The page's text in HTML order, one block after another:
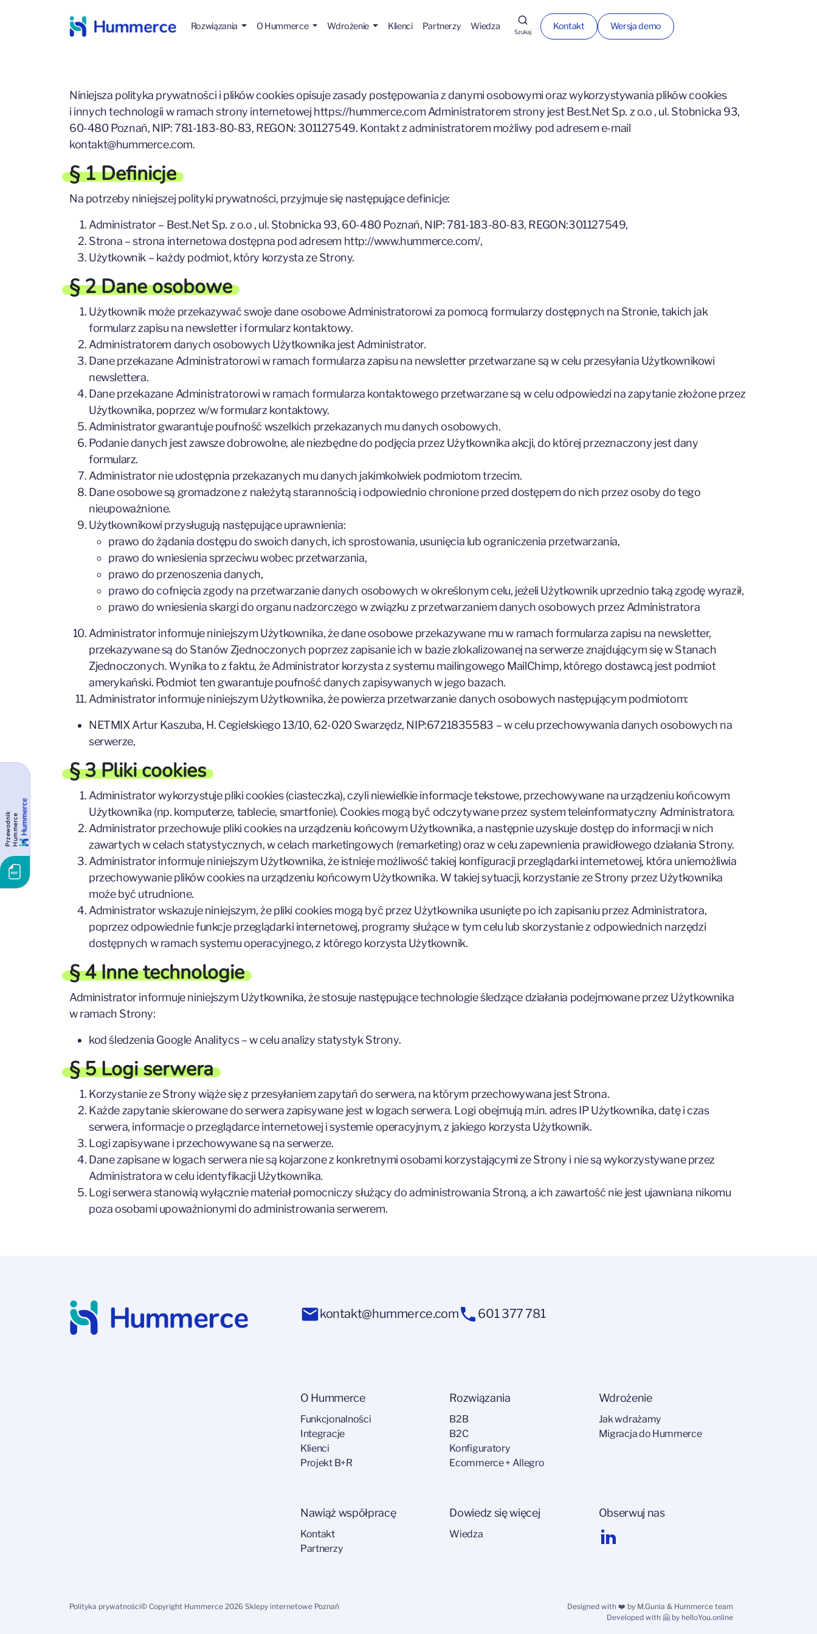
Rozwiązania O Hummerce Wdrożenie Klienci Partnerzy Wiedza
Szukaj
Kontakt Wersja demo
Niniejsza polityka prywatności i plików cookies opisuje zasady postępowania z danymi osobowymi oraz wykorzystywania plików cookies
i innych technologii w ramach strony internetowej https://hummerce.com Administratorem strony jest Best.Net Sp. z o.o , ul. Stobnicka 93,
60-480 Poznań, NIP: 781-183-80-83, REGON: 301127549. Kontakt z administratorem możliwy pod adresem e-mail
kontakt@hummerce.com.
§ 1 Definicje
Na potrzeby niniejszej polityki prywatności, przyjmuje się następujące definicje:
Administrator – Best.Net Sp. z o.o , ul. Stobnicka 93, 60-480 Poznań, NIP: 781-183-80-83, REGON:301127549,
Strona – strona internetowa dostępna pod adresem http://www.hummerce.com/,
Użytkownik – każdy podmiot, który korzysta ze Strony.
§ 2 Dane osobowe
Użytkownik może przekazywać swoje dane osobowe Administratorowi za pomocą formularzy dostępnych na Stronie, takich jak
formularz zapisu na newsletter i formularz kontaktowy.
Administratorem danych osobowych Użytkownika jest Administrator.
Dane przekazane Administratorowi w ramach formularza zapisu na newsletter przetwarzane są w celu przesyłania Użytkownikowi
newslettera.
Dane przekazane Administratorowi w ramach formularza kontaktowego przetwarzane są w celu odpowiedzi na zapytanie złożone przez
Użytkownika, poprzez w/w formularz kontaktowy.
Administrator gwarantuje poufność wszelkich przekazanych mu danych osobowych.
Podanie danych jest zawsze dobrowolne, ale niezbędne do podjęcia przez Użytkownika akcji, do której przeznaczony jest dany
formularz.
Administrator nie udostępnia przekazanych mu danych jakimkolwiek podmiotom trzecim.
Dane osobowe są gromadzone z należytą starannością i odpowiednio chronione przed dostępem do nich przez osoby do tego
nieupoważnione.
Użytkownikowi przysługują następujące uprawnienia:
prawo do żądania dostępu do swoich danych, ich sprostowania, usunięcia lub ograniczenia przetwarzania,
prawo do wniesienia sprzeciwu wobec przetwarzania,
prawo do przenoszenia danych,
prawo do cofnięcia zgody na przetwarzanie danych osobowych w określonym celu, jeżeli Użytkownik uprzednio taką zgodę wyraził,
prawo do wniesienia skargi do organu nadzorczego w związku z przetwarzaniem danych osobowych przez Administratora
Administrator informuje niniejszym Użytkownika, że dane osobowe przekazywane mu w ramach formularza zapisu na newsletter,
przekazywane są do Stanów Zjednoczonych poprzez zapisanie ich w bazie zlokalizowanej na serwerze znajdującym się w Stanach
Zjednoczonych. Wynika to z faktu, że Administrator korzysta z systemu mailingowego MailChimp, którego dostawcą jest podmiot
amerykański. Podmiot ten gwarantuje poufność danych zapisywanych w jego bazach.
Administrator informuje niniejszym Użytkownika, że powierza przetwarzanie danych osobowych następującym podmiotom:
NETMIX Artur Kaszuba, H. Cegielskiego 13/10, 62-020 Swarzędz, NIP:6721835583 – w celu przechowywania danych osobowych na
serwerze,
§ 3 Pliki cookies
Administrator wykorzystuje pliki cookies (ciasteczka), czyli niewielkie informacje tekstowe, przechowywane na urządzeniu końcowym
Użytkownika (np. komputerze, tablecie, smartfonie). Cookies mogą być odczytywane przez system teleinformatyczny Administratora.
Administrator przechowuje pliki cookies na urządzeniu końcowym Użytkownika, a następnie uzyskuje dostęp do informacji w nich
zawartych w celach statystycznych, w celach marketingowych (remarketing) oraz w celu zapewnienia prawidłowego działania Strony.
Administrator informuje niniejszym Użytkownika, że istnieje możliwość takiej konfiguracji przeglądarki internetowej, która uniemożliwia
przechowywanie plików cookies na urządzeniu końcowym Użytkownika. W takiej sytuacji, korzystanie ze Strony przez Użytkownika
może być utrudnione.
Administrator wskazuje niniejszym, że pliki cookies mogą być przez Użytkownika usunięte po ich zapisaniu przez Administratora,
poprzez odpowiednie funkcje przeglądarki internetowej, programy służące w tym celu lub skorzystanie z odpowiednich narzędzi
dostępnych w ramach systemu operacyjnego, z którego korzysta Użytkownik.
§ 4 Inne technologie
Administrator informuje niniejszym Użytkownika, że stosuje następujące technologie śledzące działania podejmowane przez Użytkownika
w ramach Strony:
kod śledzenia Google Analitycs – w celu analizy statystyk Strony.
§ 5 Logi serwera
Korzystanie ze Strony wiąże się z przesyłaniem zapytań do serwera, na którym przechowywana jest Strona.
Każde zapytanie skierowane do serwera zapisywane jest w logach serwera. Logi obejmują m.in. adres IP Użytkownika, datę i czas
serwera, informacje o przeglądarce internetowej i systemie operacyjnym, z jakiego korzysta Użytkownik.
Logi zapisywane i przechowywane są na serwerze.
Dane zapisane w logach serwera nie są kojarzone z konkretnymi osobami korzystającymi ze Strony i nie są wykorzystywane przez
Administratora w celu identyfikacji Użytkownika.
Logi serwera stanowią wyłącznie materiał pomocniczy służący do administrowania Stroną, a ich zawartość nie jest ujawniana nikomu
poza osobami upoważnionymi do administrowania serwerem.
kontakt@hummerce.com 601 377 781
O Hummerce
Funkcjonalności
Integracje
Klienci
Projekt B+R
Rozwiązania
B2B
B2C
Konfiguratory
Ecommerce + Allegro
Wdrożenie
Jak wdrażamy
Migracja do Hummerce
Nawiąż współpracę
Kontakt
Partnerzy
Dowiedz się więcej
Wiedza
Obserwuj nas
Polityka prywatności© Copyright Hummerce 2026 Sklepy internetowe Poznań Designed with ❤️ by M.Gunia & Hummerce team
Developed with 🤗 by helloYou.online
P
r
z
e
w
o
d
n
i
k
H
u
m
m
e
r
ce